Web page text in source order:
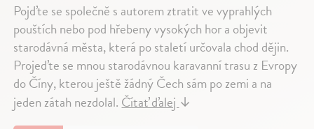
Pojďte se společně s autorem ztratit ve vyprahlých
pouštích nebo pod hřebeny vysokých hor a objevit
starodávná města, která po staletí určovala chod dějin.
Projeďte se mnou starodávnou karavanní trasu z Evropy
do Číny, kterou ještě žádný Čech sám po zemi a na
jeden zátah nezdolal.Čítať ďalej↓